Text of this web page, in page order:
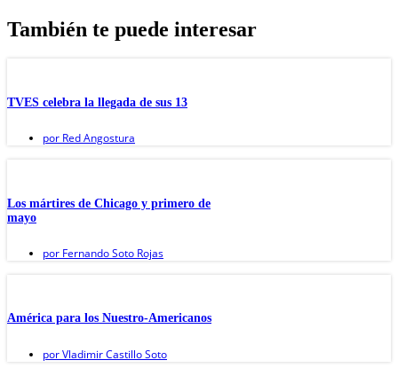
También te puede interesar
TVES celebra la llegada de sus 13
por Red Angostura
Los mártires de Chicago y primero de
mayo
por Fernando Soto Rojas
América para los Nuestro-Americanos
porVladimir Castillo Soto